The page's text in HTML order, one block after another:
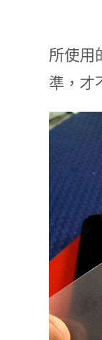
所使用
準，才